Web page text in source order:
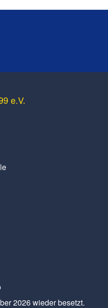
e.V.
2026 wieder besetzt.